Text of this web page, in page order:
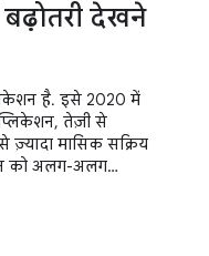
देखने
है. इसे 2020 में
तेज़ी से
ज़्यादा मासिक सक्रिय
को अलग-अलग